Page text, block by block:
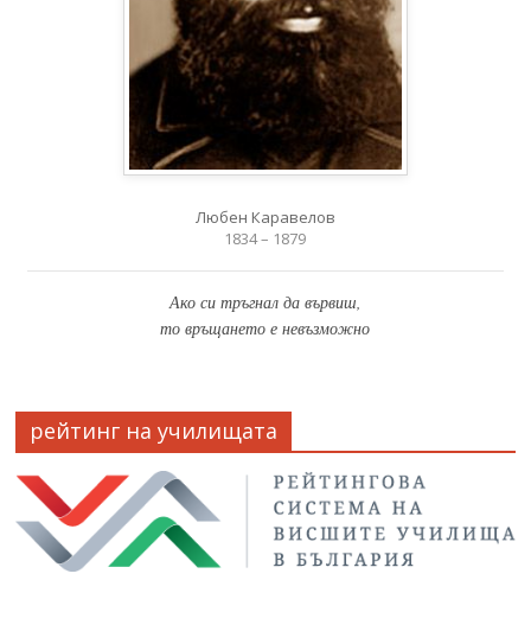
Любен Каравелов
1834 – 1879
Ако си тръгнал да вървиш,
то връщането е невъзможно
рейтинг на училищата